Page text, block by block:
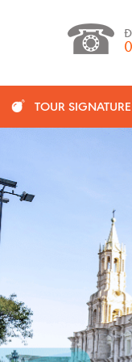
TOUR SIGNATURE